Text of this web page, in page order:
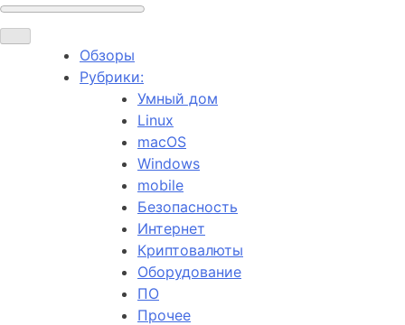
Обзоры
Рубрики:
Умный дом
Linux
macOS
Windows
mobile
Безопасность
Интернет
Криптовалюты
Оборудование
ПО
Прочее